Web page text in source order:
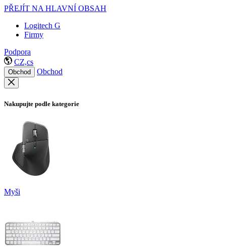
PŘEJÍT NA HLAVNÍ OBSAH
Logitech G
Firmy
Podpora
CZ,cs
Obchod Obchod
Nakupujte podle kategorie
Myši